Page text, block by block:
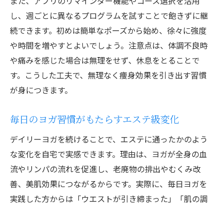
し、週ごとに異なるプログラムを試すことで飽きずに継
続できます。初めは簡単なポーズから始め、徐々に強度
や時間を増やすとよいでしょう。注意点は、体調不良時
や痛みを感じた場合は無理をせず、休息をとることで
す。こうした工夫で、無理なく痩身効果を引き出す習慣
が身につきます。
毎日のヨガ習慣がもたらすエステ級変化
デイリーヨガを続けることで、エステに通ったかのよう
な変化を自宅で実感できます。理由は、ヨガが全身の血
流やリンパの流れを促進し、老廃物の排出やむくみ改
善、美肌効果につながるからです。実際に、毎日ヨガを
実践した方からは「ウエストが引き締まった」「肌の調